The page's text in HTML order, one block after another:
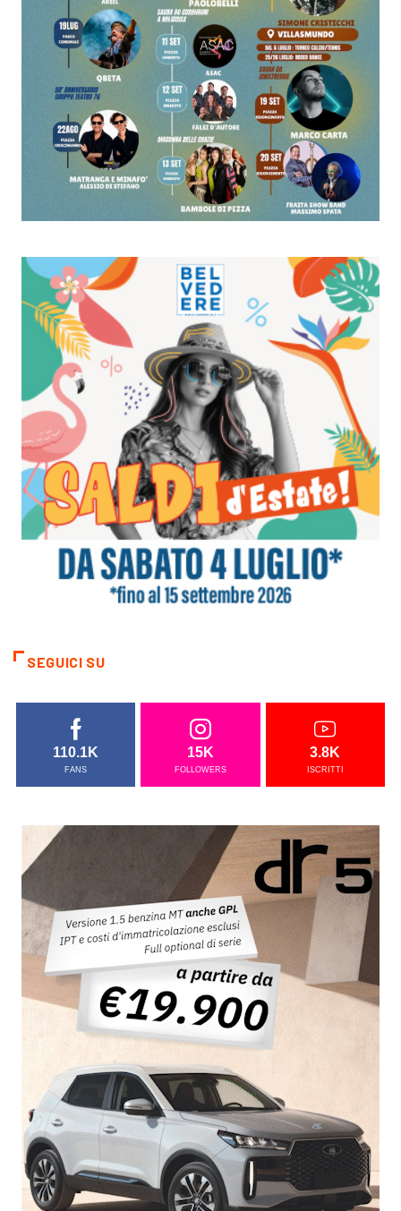
SEGUICI SU
110.1K
FANS
15K
FOLLOWERS
3.8K
ISCRITTI